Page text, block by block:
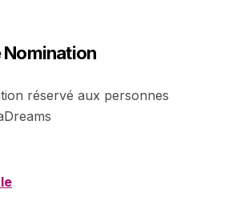
réservé aux personnes